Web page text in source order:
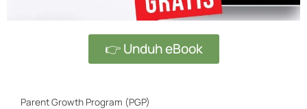
👉 Unduh eBook
Parent Growth Program (PGP)